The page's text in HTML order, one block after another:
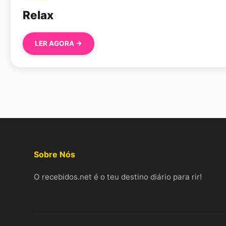
Relax
LER AGORA →
Sobre Nós
O recebidos.net é o teu destino diário para rir!